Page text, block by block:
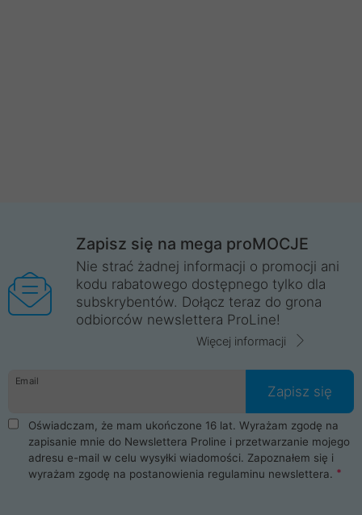
Zapisz się na mega proMOCJE
Nie strać żadnej informacji o promocji ani
kodu rabatowego dostępnego tylko dla
subskrybentów. Dołącz teraz do grona
odbiorców newslettera ProLine!
Więcej informacji
Email
Zapisz się
Oświadczam, że mam ukończone 16 lat. Wyrażam zgodę na
zapisanie mnie do Newslettera Proline i przetwarzanie mojego
adresu e-mail w celu wysyłki wiadomości. Zapoznałem się i
wyrażam zgodę na postanowienia regulaminu newslettera.